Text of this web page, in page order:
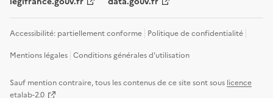
Accessibilité: partiellement conforme Politique de confidentialité
Mentions légales Conditions générales d'utilisation
Sauf mention contraire, tous les contenus de ce site sont sous licence
etalab-2.0